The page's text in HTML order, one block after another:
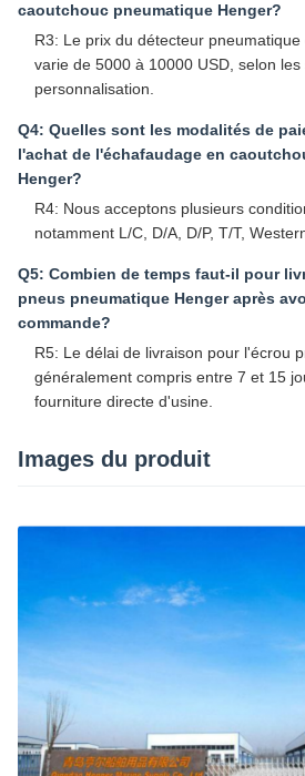
caoutchouc pneumatique Henger?
R3: Le prix du détecteur
varie de 5000 à 10000 USD, selon
personnalisation.
Q4: Quelles sont les modalités de
l'achat de l'échafaudage en
Henger?
R4: Nous acceptons plusieurs
notamment L/C, D/A, D/P, T/T,
Q5: Combien de temps faut-il pour
pneus pneumatique Henger après
commande?
R5: Le délai de livraison pour l'écrou
généralement compris entre 7 et 15
fourniture directe d'usine.
Images du produit